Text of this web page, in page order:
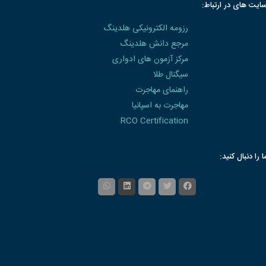
های در ارتباط:
رزومه الکترونیکی هلدینگ
مرجع دانش هلدینگ
مرکز آزمون های ادواری
سیگنال طلا
راهنمای مهاجرت
مهاجرت به اسپانیا
RCO Certification
را دنبال کنید: